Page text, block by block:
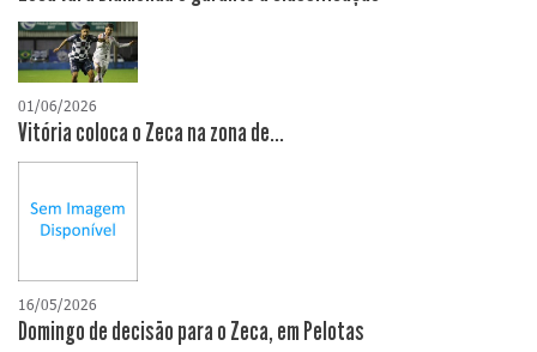
01/06/2026
Vitória coloca o Zeca na zona de...
16/05/2026
Domingo de decisão para o Zeca, em Pelotas